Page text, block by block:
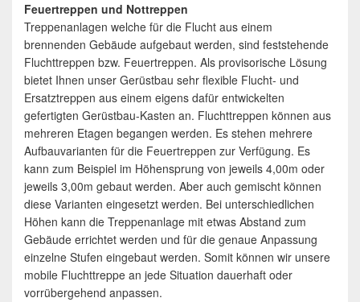
Feuertreppen und Nottreppen
Treppenanlagen welche für die Flucht aus einem
brennenden Gebäude aufgebaut werden, sind feststehende
Fluchttreppen bzw. Feuertreppen. Als provisorische Lösung
bietet Ihnen unser Gerüstbau sehr flexible Flucht- und
Ersatztreppen aus einem eigens dafür entwickelten
gefertigten Gerüstbau-Kasten an. Fluchttreppen können aus
mehreren Etagen begangen werden. Es stehen mehrere
Aufbauvarianten für die Feuertreppen zur Verfügung. Es
kann zum Beispiel im Höhensprung von jeweils 4,00m oder
jeweils 3,00m gebaut werden. Aber auch gemischt können
diese Varianten eingesetzt werden. Bei unterschiedlichen
Höhen kann die Treppenanlage mit etwas Abstand zum
Gebäude errichtet werden und für die genaue Anpassung
einzelne Stufen eingebaut werden. Somit können wir unsere
mobile Fluchttreppe an jede Situation dauerhaft oder
vorrübergehend anpassen.